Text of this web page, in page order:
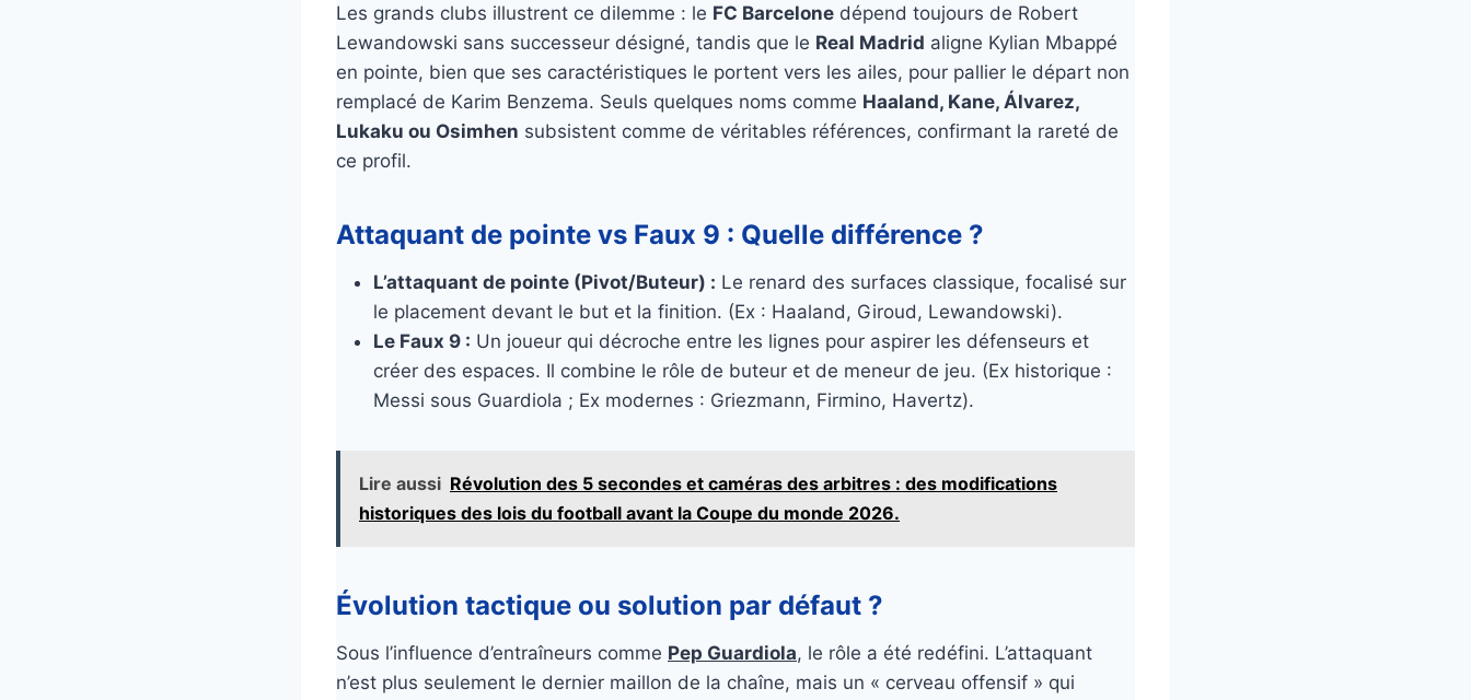
Les grands clubs illustrent ce dilemme : le FC Barcelone dépend toujours de Robert
Lewandowski sans successeur désigné, tandis que le Real Madrid aligne Kylian Mbappé
en pointe, bien que ses caractéristiques le portent vers les ailes, pour pallier le départ non
remplacé de Karim Benzema. Seuls quelques noms comme Haaland, Kane, Álvarez,
Lukaku ou Osimhen subsistent comme de véritables références, confirmant la rareté de
ce profil.
Attaquant de pointe vs Faux 9 : Quelle différence ?
L’attaquant de pointe (Pivot/Buteur) : Le renard des surfaces classique, focalisé sur
le placement devant le but et la finition. (Ex : Haaland, Giroud, Lewandowski).
Le Faux 9 : Un joueur qui décroche entre les lignes pour aspirer les défenseurs et
créer des espaces. Il combine le rôle de buteur et de meneur de jeu. (Ex historique :
Messi sous Guardiola ; Ex modernes : Griezmann, Firmino, Havertz).
Lire aussi Révolution des 5 secondes et caméras des arbitres : des modifications
historiques des lois du football avant la Coupe du monde 2026.
Évolution tactique ou solution par défaut ?
Sous l’influence d’entraîneurs comme Pep Guardiola, le rôle a été redéfini. L’attaquant
n’est plus seulement le dernier maillon de la chaîne, mais un « cerveau offensif » qui